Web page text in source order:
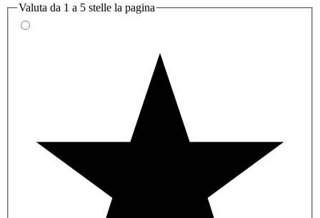
Valuta da 1 a 5 stelle la pagina